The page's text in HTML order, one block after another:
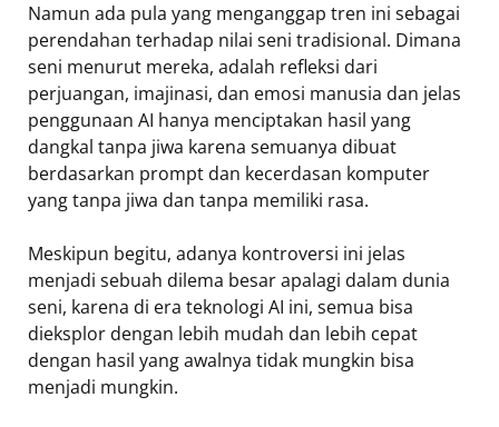
Namun ada pula yang menganggap tren ini sebagai
perendahan terhadap nilai seni tradisional. Dimana
seni menurut mereka, adalah refleksi dari
perjuangan, imajinasi, dan emosi manusia dan jelas
penggunaan AI hanya menciptakan hasil yang
dangkal tanpa jiwa karena semuanya dibuat
berdasarkan prompt dan kecerdasan komputer
yang tanpa jiwa dan tanpa memiliki rasa.
Meskipun begitu, adanya kontroversi ini jelas
menjadi sebuah dilema besar apalagi dalam dunia
seni, karena di era teknologi AI ini, semua bisa
dieksplor dengan lebih mudah dan lebih cepat
dengan hasil yang awalnya tidak mungkin bisa
menjadi mungkin.